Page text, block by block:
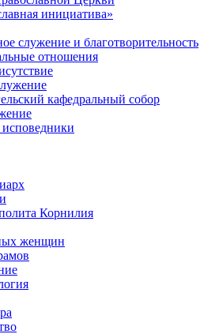
инициатива»
служение и благотворительность
отношения
кафедральный собор
Корнилия
женщин